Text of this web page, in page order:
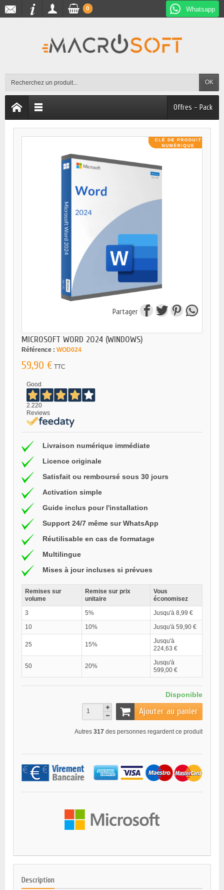
Whatsapp
OK
0
Offres - Pack
Partager
MICROSOFT WORD 2024 (WINDOWS)
Référence : WOD024
59,90 € TTC
Good
2.220
Reviews
Livraison numérique immédiate
Licence originale
Satisfait ou remboursé sous 30 jours
Activation simple
Guide inclus pour l'installation
Support 24/7 même sur WhatsApp
Réutilisable en cas de formatage
Multilingue
Mises à jour incluses si prévues
Remises sur
volume
Remise sur prix
unitaire
Vous
économisez
3
5%
Jusqu'à 8,99 €
10
10% Jusqu'à 59,90 €
25 15%
Jusqu'à
224,63 €
50 20%
Jusqu'à
599,00 €
Disponible
Ajouter au panier
Autres 317 des personnes regardent ce produit
Description